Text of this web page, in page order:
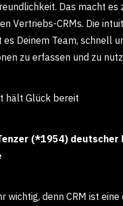
Das macht es
Vertriebs-CRMs. Die
Deinem Team, schnell
zu erfassen und zu
hält Glück bereit
(*1954) deutscher
wichtig, denn CRM ist